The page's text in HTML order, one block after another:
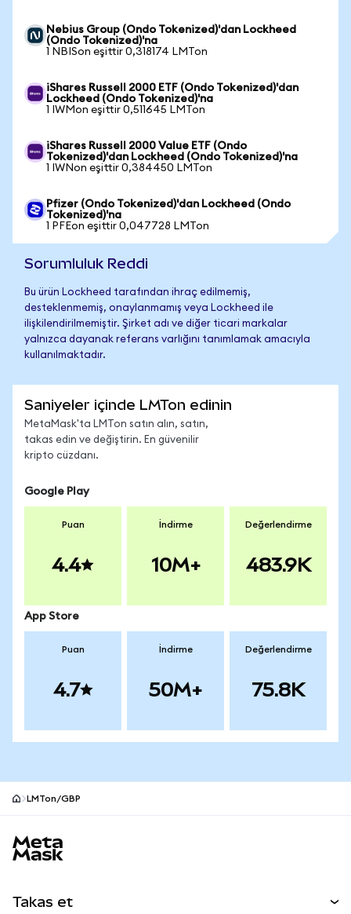
Nebius Group (Ondo Tokenized)'dan Lockheed
(Ondo Tokenized)'na
1 NBISon eşittir 0,318174 LMTon
iShares Russell 2000 ETF (Ondo Tokenized)'dan
Lockheed (Ondo Tokenized)'na
1 IWMon eşittir 0,511645 LMTon
iShares Russell 2000 Value ETF (Ondo
Tokenized)'dan Lockheed (Ondo Tokenized)'na
1 IWNon eşittir 0,384450 LMTon
Pfizer (Ondo Tokenized)'dan Lockheed (Ondo
Tokenized)'na
1 PFEon eşittir 0,047728 LMTon
Sorumluluk Reddi
Bu ürün Lockheed tarafından ihraç edilmemiş,
desteklenmemiş, onaylanmamış veya Lockheed ile
ilişkilendirilmemiştir. Şirket adı ve diğer ticari markalar
yalnızca dayanak referans varlığını tanımlamak amacıyla
kullanılmaktadır.
Saniyeler içinde LMTon edinin
MetaMask'ta LMTon satın alın, satın,
takas edin ve değiştirin. En güvenilir
kripto cüzdanı.
Google Play
Puan
4.4
İndirme
10M+
Değerlendirme
483.9K
App Store
Puan
4.7
İndirme
50M+
Değerlendirme
75.8K
LMTon/GBP
Takas et